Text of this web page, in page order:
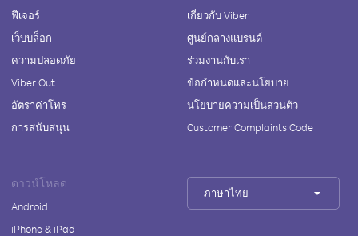
ฟีเจอร์
เว็บบล็อก
ความปลอดภัย
Viber Out
อัตราค่าโทร
การสนับสนุน
เกี่ยวกับ Viber
ศูนย์กลางแบรนด์
ร่วมงานกับเรา
ข้อกำหนดและนโยบาย
นโยบายความเป็นส่วนตัว
Customer Complaints Code
ดาวน์โหลด
Android
iPhone & iPad
ภาษาไทย